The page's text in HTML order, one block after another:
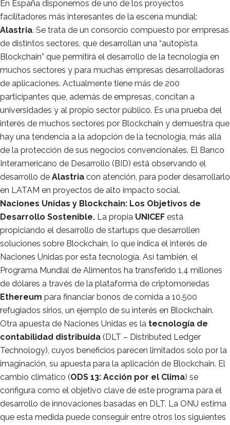
En España disponemos de uno de los proyectos
facilitadores más interesantes de la escena mundial:
Alastria. Se trata de un consorcio compuesto por empresas
de distintos sectores, que desarrollan una “autopista
Blockchain” que permitirá el desarrollo de la tecnología en
muchos sectores y para muchas empresas desarrolladoras
de aplicaciones. Actualmente tiene más de 200
participantes que, además de empresas, concitan a
universidades y al propio sector público. Es una prueba del
interés de muchos sectores por Blockchain y demuestra que
hay una tendencia a la adopción de la tecnología, más allá
de la protección de sus negocios convencionales. El Banco
Interamericano de Desarrollo (BID) está observando el
desarrollo de Alastria con atención, para poder desarrollarlo
en LATAM en proyectos de alto impacto social.
Naciones Unidas y Blockchain: Los Objetivos de
Desarrollo Sostenible. La propia UNICEF está
propiciando el desarrollo de startups que desarrollen
soluciones sobre Blockchain, lo que indica el interés de
Naciones Unidas por esta tecnología. Así también, el
Programa Mundial de Alimentos ha transferido 1,4 millones
de dólares a través de la plataforma de criptomonedas
Ethereum para financiar bonos de comida a 10.500
refugiados sirios, un ejemplo de su interés en Blockchain.
Otra apuesta de Naciones Unidas es la tecnología de
contabilidad distribuida (DLT – Distributed Ledger
Technology), cuyos beneficios parecen limitados solo por la
imaginación, su apuesta para la aplicación de Blockchain. El
cambio climático (ODS 13: Acción por el Clima) se
configura como el objetivo clave de este programa para el
desarrollo de innovaciones basadas en DLT. La ONU estima
que esta medida puede conseguir entre otros los siguientes